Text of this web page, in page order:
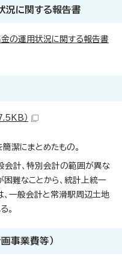
況に関する報告書
の運用状況に関する報告書
）
潔にまとめたもの。
会計、特別会計の範囲が異な
難なことから、統計上統一
、一般会計と常滑駅周辺土地
。
事業費等）